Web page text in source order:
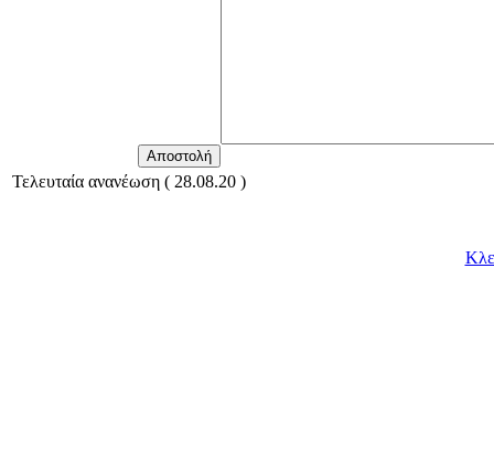
Τελευταία ανανέωση ( 28.08.20 )